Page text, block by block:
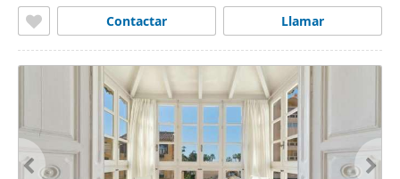
Llamar
Contactar